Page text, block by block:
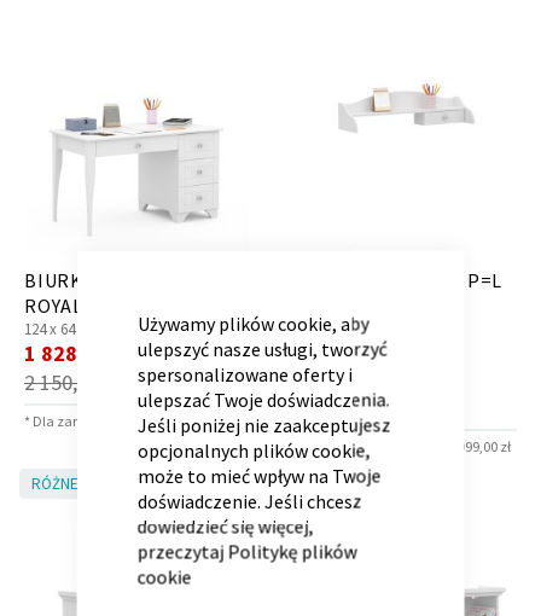
CLOSE
COOKIE
Używamy plików cookie, aby
ulepszyć nasze usługi, tworzyć
spersonalizowane oferty i
ulepszać Twoje doświadczenia.
Jeśli poniżej nie zaakceptujesz
opcjonalnych plików cookie,
może to mieć wpływ na Twoje
doświadczenie. Jeśli chcesz
dowiedzieć się więcej,
przeczytaj Politykę plików
cookie
BIURKO 120 PRAWE
ROYAL WHITE
124 x 64 x
2 150,00 zł
Cena
promocyjna
1 828,00 zł *
* Dla zamówień powyżej 6 999,00 zł
SEKRETARZYK 120 P=L
CRYSTAL
121.2 x30 x28 cm
350,00 zł
Cena
promocyjna
298,00 zł
* Dla zamówień powyżej 6 999,00 zł
RÓŻNE KOLORY! RÓŻNE KOLORY!
Kontenerek Półka i szafka wisząca
Toaletka Skrzynia i stolik